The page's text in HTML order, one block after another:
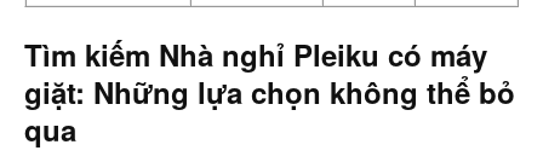
Tìm kiếm Nhà nghỉ Pleiku có máy
giặt: Những lựa chọn không thể bỏ
qua